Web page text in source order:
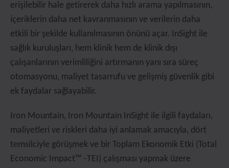
erişilebilir hale getirerek daha hızlı arama yapılmasının,
içeriklerin daha net kavranmasının ve verilerin daha
etkili bir şekilde kullanılmasının önünü açar. InSight ile
sağlık kuruluşları, hem klinik hem de klinik dışı
çalışanlarının verimliliğini artırmanın yanı sıra süreç
otomasyonu, maliyet tasarrufu ve gelişmiş güvenlik gibi
ek faydalar sağlayabilir.
Iron Mountain, Iron Mountain InSight ile ilgili faydaları,
maliyetleri ve riskleri daha iyi anlamak amacıyla, dört
temsilciyle görüşmek ve bir Toplam Ekonomik Etki (Total
Economic Impact™ -TEI) çalışması yapmak üzere